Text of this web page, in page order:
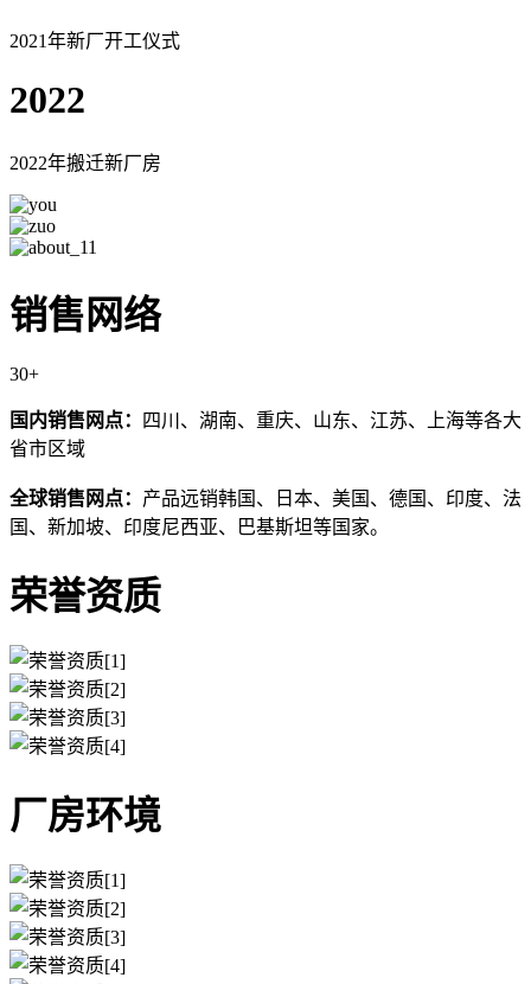
2021年新厂开工仪式
2022
2022年搬迁新厂房
销售网络
30+
国内销售网点：
四川、湖南、重庆、山东、江苏、上海等各大
省市区域
全球销售网点： 产品远销韩国、日本、美国、德国、印度、法
国、新加坡、印度尼西亚、巴基斯坦等国家。
荣誉资质
厂房环境